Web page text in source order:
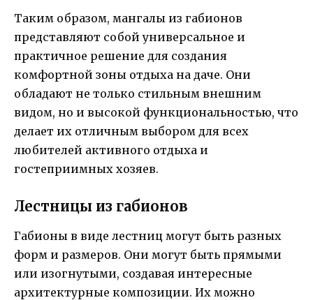
Таким образом, мангалы из габионов
представляют собой универсальное и
практичное решение для создания
комфортной зоны отдыха на даче. Они
обладают не только стильным внешним
видом, но и высокой функциональностью, что
делает их отличным выбором для всех
любителей активного отдыха и
гостеприимных хозяев.
Лестницы из габионов
Габионы в виде лестниц могут быть разных
форм и размеров. Они могут быть прямыми
или изогнутыми, создавая интересные
архитектурные композиции. Их можно